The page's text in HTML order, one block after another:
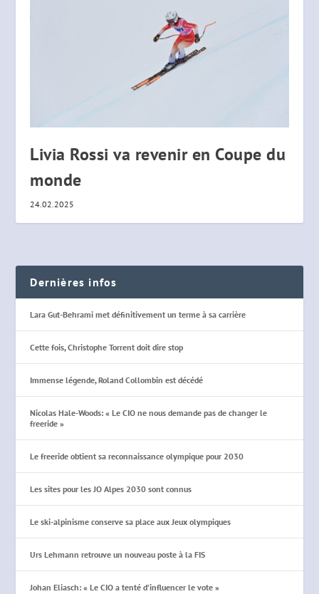
Livia Rossi va revenir en Coupe du
monde
24.02.2025
Dernières infos
Lara Gut-Behrami met définitivement un terme à sa carrière
Cette fois, Christophe Torrent doit dire stop
Immense légende, Roland Collombin est décédé
Nicolas Hale-Woods: « Le CIO ne nous demande pas de changer le
freeride »
Le freeride obtient sa reconnaissance olympique pour 2030
Les sites pour les JO Alpes 2030 sont connus
Le ski-alpinisme conserve sa place aux Jeux olympiques
Urs Lehmann retrouve un nouveau poste à la FIS
Johan Eliasch: « Le CIO a tenté d’influencer le vote »